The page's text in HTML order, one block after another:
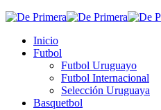
Inicio
Futbol
Futbol Uruguayo
Futbol Internacional
Selección Uruguaya
Basquetbol